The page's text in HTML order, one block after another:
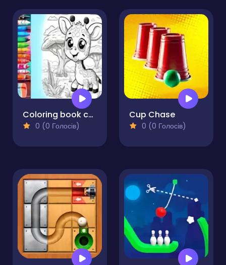
Coloring book cute animals
0 (0 Голосів)
Cup Chase
0 (0 Голосів)